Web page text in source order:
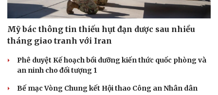
Mỹ bác thông tin thiếu hụt đạn dược sau nhiều
tháng giao tranh với Iran
Phê duyệt Kế hoạch bồi dưỡng kiến thức quốc phòng và
an ninh cho đối tượng 1
Bế mạc Vòng Chung kết Hội thao Công an Nhân dân